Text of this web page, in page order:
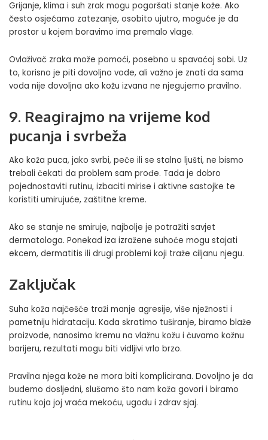
Grijanje, klima i suh zrak mogu pogoršati stanje kože. Ako
često osjećamo zatezanje, osobito ujutro, moguće je da
prostor u kojem boravimo ima premalo vlage.
Ovlaživač zraka može pomoći, posebno u spavaćoj sobi. Uz
to, korisno je piti dovoljno vode, ali važno je znati da sama
voda nije dovoljna ako kožu izvana ne njegujemo pravilno.
9. Reagirajmo na vrijeme kod
pucanja i svrbeža
Ako koža puca, jako svrbi, peče ili se stalno ljušti, ne bismo
trebali čekati da problem sam prođe. Tada je dobro
pojednostaviti rutinu, izbaciti mirise i aktivne sastojke te
koristiti umirujuće, zaštitne kreme.
Ako se stanje ne smiruje, najbolje je potražiti savjet
dermatologa. Ponekad iza izražene suhoće mogu stajati
ekcem, dermatitis ili drugi problemi koji traže ciljanu njegu.
Zaključak
Suha koža najčešće traži manje agresije, više nježnosti i
pametniju hidrataciju. Kada skratimo tuširanje, biramo blaže
proizvode, nanosimo kremu na vlažnu kožu i čuvamo kožnu
barijeru, rezultati mogu biti vidljivi vrlo brzo.
Pravilna njega kože ne mora biti komplicirana. Dovoljno je da
budemo dosljedni, slušamo što nam koža govori i biramo
rutinu koja joj vraća mekoću, ugodu i zdrav sjaj.